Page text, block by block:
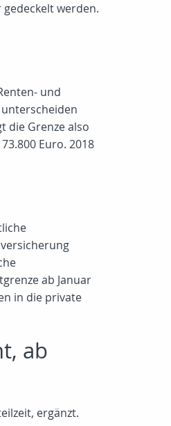
werden.
und
die Grenze also
Euro. 2018
ab Januar
in die private
ab
ergänzt.